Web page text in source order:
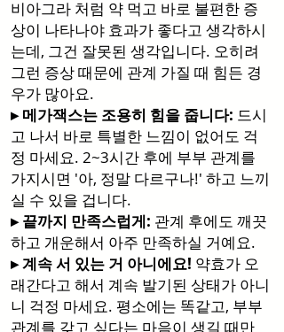
비아그라 처럼 약 먹고 바로 불편한 증
상이 나타나야 효과가 좋다고 생각하시
는데, 그건 잘못된 생각입니다. 오히려
그런 증상 때문에 관계 가질 때 힘든 경
우가 많아요.
▸ 메가잭스는 조용히 힘을 줍니다: 드시
고 나서 바로 특별한 느낌이 없어도 걱
정 마세요. 2~3시간 후에 부부 관계를
가지시면 '아, 정말 다르구나!' 하고 느끼
실 수 있을 겁니다.
▸ 끝까지 만족스럽게: 관계 후에도 깨끗
하고 개운해서 아주 만족하실 거예요.
▸ 계속 서 있는 거 아니에요! 약효가 오
래간다고 해서 계속 발기된 상태가 아니
니 걱정 마세요. 평소에는 똑같고, 부부
관계를 갖고 싶다는 마음이 생길 때만